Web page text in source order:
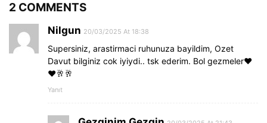
2 COMMENTS
Nilgun 20/03/2025 At 18:38
Supersiniz, arastirmaci ruhunuza bayildim, Ozet
Davut bilginiz cok iyiydi.. tsk ederim. Bol gezmeler❤️
❤️🥂🥂
Yanıt